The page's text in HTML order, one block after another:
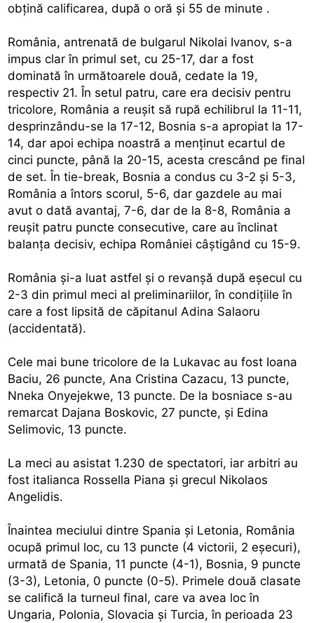
obţină calificarea, după o oră şi 55 de minute .
România, antrenată de bulgarul Nikolai Ivanov, s-a
impus clar în primul set, cu 25-17, dar a fost
dominată în următoarele două, cedate la 19,
respectiv 21. În setul patru, care era decisiv pentru
tricolore, România a reuşit să rupă echilibrul la 11-11,
desprinzându-se la 17-12, Bosnia s-a apropiat la 17-
14, dar apoi echipa noastră a menţinut ecartul de
cinci puncte, până la 20-15, acesta crescând pe final
de set. În tie-break, Bosnia a condus cu 3-2 şi 5-3,
România a întors scorul, 5-6, dar gazdele au mai
avut o dată avantaj, 7-6, dar de la 8-8, România a
reuşit patru puncte consecutive, care au înclinat
balanţa decisiv, echipa României câştigând cu 15-9.
România şi-a luat astfel şi o revanşă după eşecul cu
2-3 din primul meci al preliminariilor, în condiţiile în
care a fost lipsită de căpitanul Adina Salaoru
(accidentată).
Cele mai bune tricolore de la Lukavac au fost Ioana
Baciu, 26 puncte, Ana Cristina Cazacu, 13 puncte,
Nneka Onyejekwe, 13 puncte. De la bosniace s-au
remarcat Dajana Boskovic, 27 puncte, şi Edina
Selimovic, 13 puncte.
La meci au asistat 1.230 de spectatori, iar arbitri au
fost italianca Rossella Piana şi grecul Nikolaos
Angelidis.
Înaintea meciului dintre Spania şi Letonia, România
ocupă primul loc, cu 13 puncte (4 victorii, 2 eşecuri),
urmată de Spania, 11 puncte (4-1), Bosnia, 9 puncte
(3-3), Letonia, 0 puncte (0-5). Primele două clasate
se califică la turneul final, care va avea loc în
Ungaria, Polonia, Slovacia şi Turcia, în perioada 23